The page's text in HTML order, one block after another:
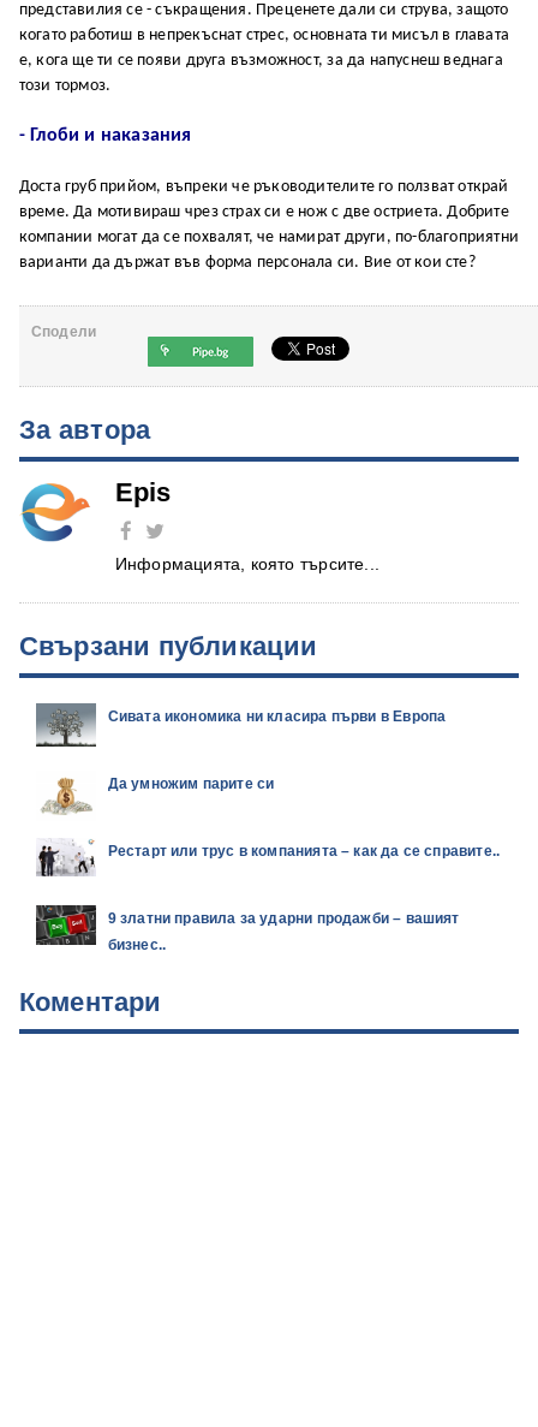
представилия се - съкращения. Преценете дали си струва, защото
когато работиш в непрекъснат стрес, основната ти мисъл в главата
е, кога ще ти се появи друга възможност, за да напуснеш веднага
този тормоз.
- Глоби и наказания
Доста груб прийом, въпреки че ръководителите го ползват открай
време. Да мотивираш чрез страх си е нож с две остриета. Добрите
компании могат да се похвалят, че намират други, по-благоприятни
варианти да държат във форма персонала си. Вие от кои сте?
Сподели
За автора
Epis
Информацията, която търсите...
Свързани публикации
Сивата икономика ни класира първи в Европа
Да умножим парите си
Рестарт или трус в компанията – как да се справите..
9 златни правила за ударни продажби – вашият
бизнес..
Коментари